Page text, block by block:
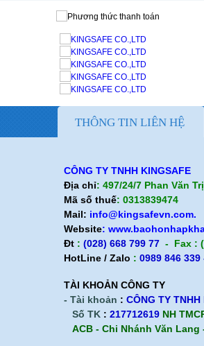
THÔNG TIN LIÊN HỆ
CÔNG TY TNHH KINGSAFE
Địa chỉ: 497/24/7 Phan Văn
Mã số thuế: 0313839474
Mail: info@kingsafevn.com.
Website:
Đt : (028) 668 799 77 - Fax : (
HotLine / Zalo : 0989 846 339
TÀI KHOẢN CÔNG TY
- Tài khoản : CÔNG TY TNHH
Số TK : 217712619 NH
ACB - Chi Nhánh Văn Lang